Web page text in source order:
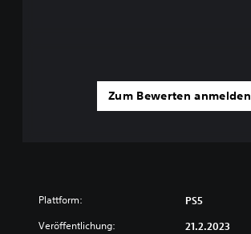
Zum Bewerten anmelden
Plattform: PS5
Veröffentlichung: 21.2.2023